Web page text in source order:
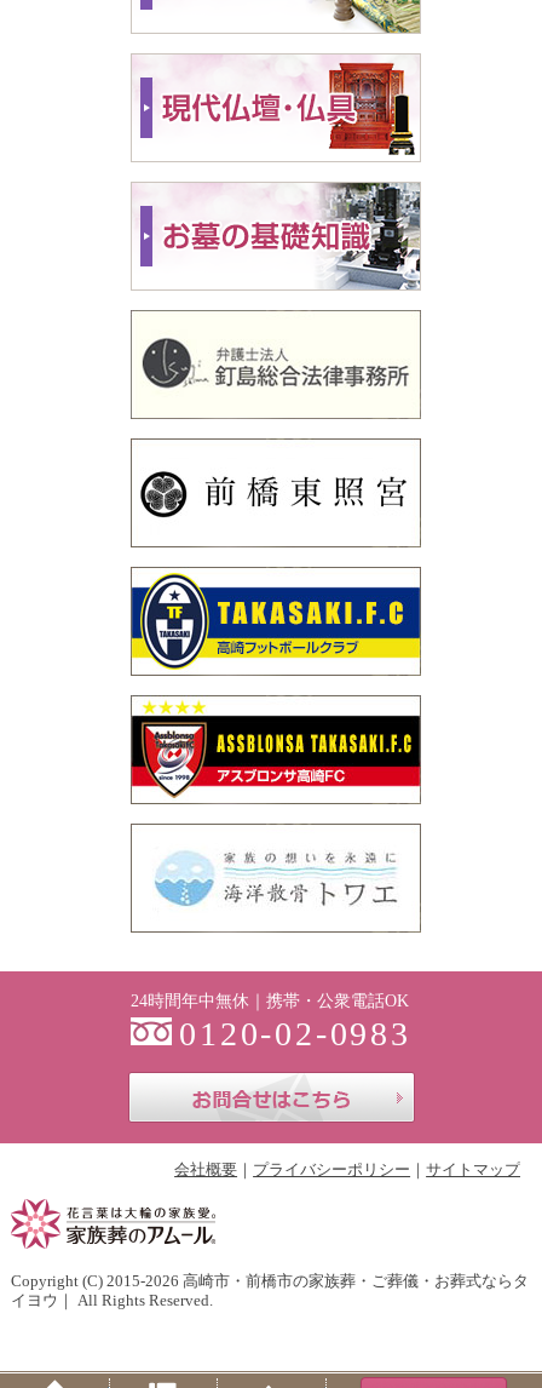
24時間年中無休｜携帯・公衆電話OK
0120-02-0983
会社概要 プライバシーポリシー サイトマップ
Copyright (C) 2015-2026 高崎市・前橋市の家族葬・ご葬儀・お葬式ならタ
イヨウ ｜ All Rights Reserved.
Home Menu PageTop